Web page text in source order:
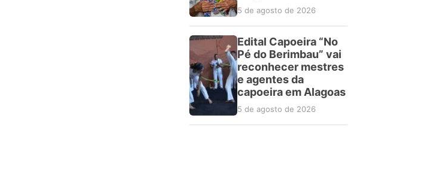
5 de agosto de 2026
Edital Capoeira “No
Pé do Berimbau” vai
reconhecer mestres
e agentes da
capoeira em Alagoas
5 de agosto de 2026